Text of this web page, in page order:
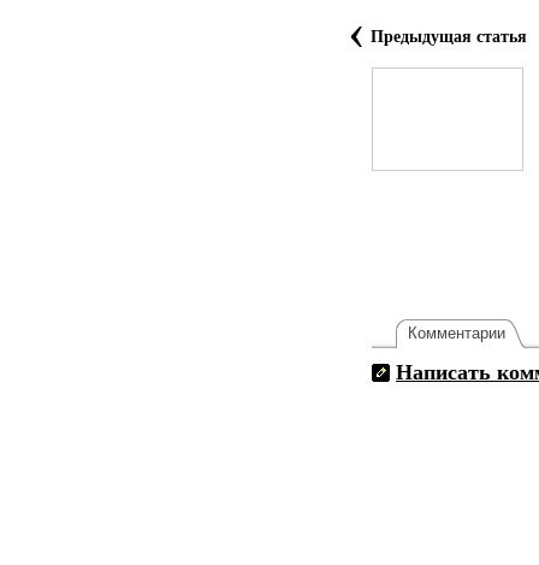
‹ Предыдущая статья
Комментарии
Написать